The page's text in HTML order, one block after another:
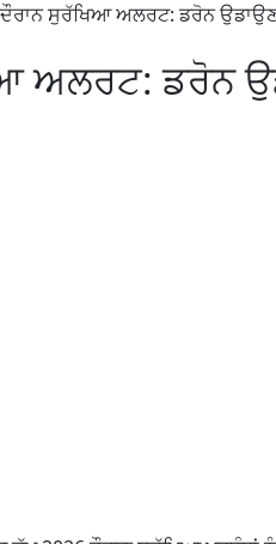
ਸੁਰੱਖਿਆ ਅਲਰਟ: ਡਰੋਨ ਉਡਾਉਣ
ਅਲਰਟ: ਡਰੋਨ